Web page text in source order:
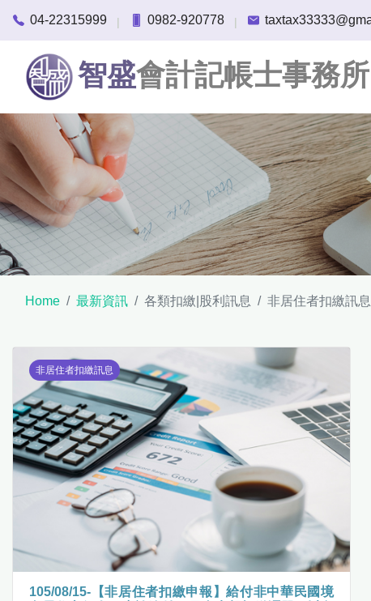
04-22315999 | 0982-920778 |
智盛會計記帳士事務所
Home 最新資訊 各類扣繳|股利訊息 非居住者扣繳訊息
非居住者扣繳訊息
105/08/15-【非居住者扣繳申報】給付非中華民國境